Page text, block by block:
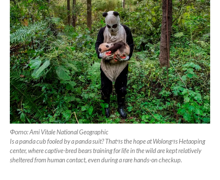
Фото: Ami Vitale National Geographic
Is a panda cub fooled by a panda suit? Thatױs the hope at Wolongױs Hetaoping
center, where captive-bred bears training for life in the wild are kept relatively
sheltered from human contact, even during a rare hands-on checkup.